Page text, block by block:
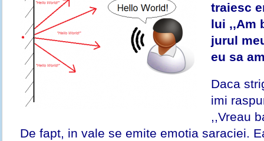
traiesc
lui ,,Am
jurul
eu sa
Daca
imi
,,Vreau
De fapt, in vale se emite emotia saraciei.